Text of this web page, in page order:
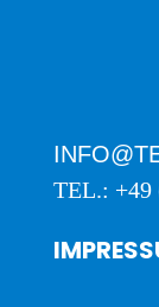
TEL.: +49